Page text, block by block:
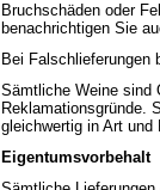
Bruchschäden oder
benachrichtigen Sie
Bei Falschlieferungen
Sämtliche Weine sind
Reklamationsgründe.
gleichwertig in Art und
Eigentumsvorbehalt